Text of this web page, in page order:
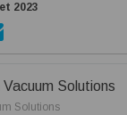
2023
Solutions